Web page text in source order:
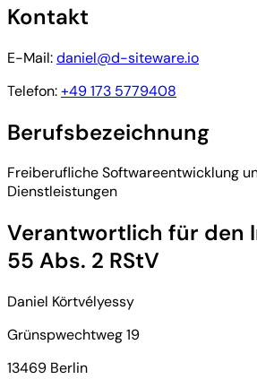
Kontakt
E-Mail:daniel@d-siteware.io
Telefon:+49 173 5779408
Berufsbezeichnung
Freiberufliche Softwareentwicklung
Dienstleistungen
Verantwortlich für den
55 Abs. 2 RStV
Daniel Körtvélyessy
Grünspwechtweg 19
13469 Berlin